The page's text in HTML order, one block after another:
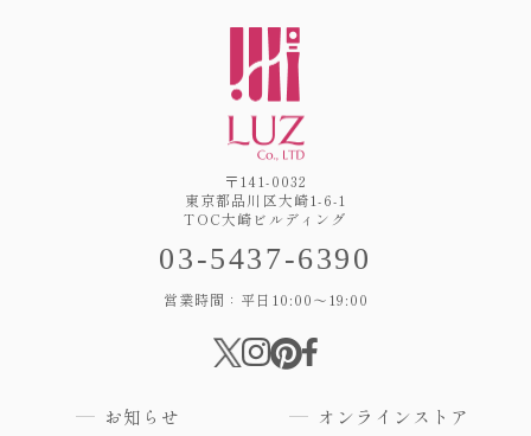
〒141-0032
東京都品川区大崎1-6-1
TOC大崎ビルディング
03-5437-6390
営業時間：平日10:00～19:00
お知らせ オンラインストア